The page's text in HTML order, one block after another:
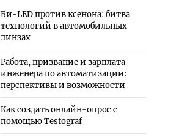
Би-LED против ксенона: битва
технологий в автомобильных
линзах
Работа, призвание и зарплата
инженера по автоматизации:
перспективы и возможности
Как создать онлайн-опрос с
помощью Testograf